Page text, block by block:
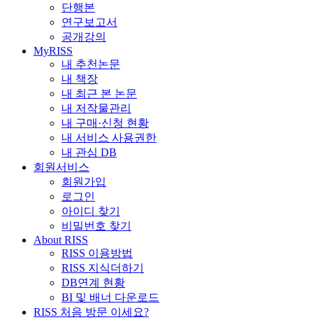
단행본
연구보고서
공개강의
MyRISS
내 추천논문
내 책장
내 최근 본 논문
내 저작물관리
내 구매·신청 현황
내 서비스 사용권한
내 관심 DB
회원서비스
회원가입
로그인
아이디 찾기
비밀번호 찾기
About RISS
RISS 이용방법
RISS 지식더하기
DB연계 현황
BI 및 배너 다운로드
RISS 처음 방문 이세요?